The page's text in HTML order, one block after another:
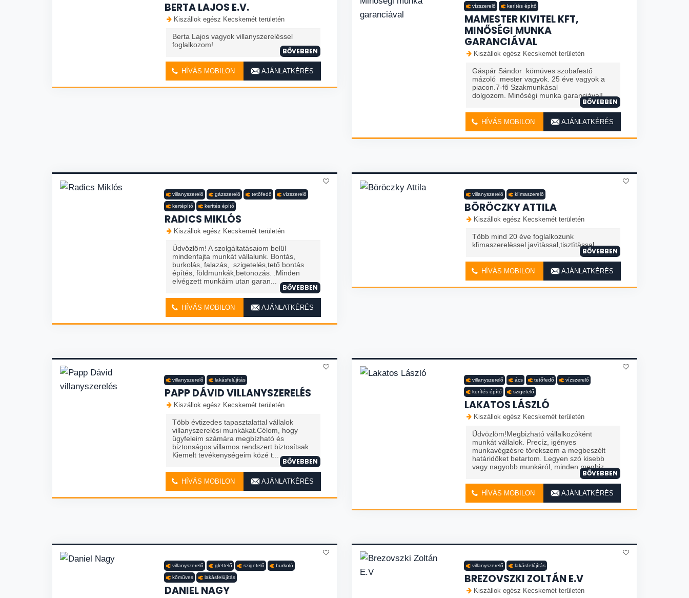
BERTA LAJOS E.V.
Kiszállok egész Kecskemét területén
Berta Lajos vagyok villanyszereléssel
foglalkozom!
BŐVEBBEN
HÍVÁS MOBILON AJÁNLATKÉRÉS
vízszerelő kerítés építő
MAMESTER KIVITEL KFT,
MINŐSÉGI MUNKA
GARANCIÁVAL
Kiszállok egész Kecskemét területén
Gáspár Sándor kömüves szobafestő
mázoló mester vagyok. 25 éve vagyok a
piacon.7-fő Szakmunkásal
dolgozom. Minöségi munka garanciával!
BŐVEBBEN
HÍVÁS MOBILON AJÁNLATKÉRÉS
villanyszerelő gázszerelő tetőfedő vízszerelő
kertépítő kerítés építő
RADICS MIKLÓS
Kiszállok egész Kecskemét területén
Üdvözlöm! A szolgáltatásaiom belül
mindenfajta munkát vállalunk. Bontás,
burkolás, falazás, szigetelés,tető bontás
építés, földmunkák,betonozás. .Minden
elvégzett munkáim utan garan...
BŐVEBBEN
HÍVÁS MOBILON AJÁNLATKÉRÉS
villanyszerelő klímaszerelő
BÖRÖCZKY ATTILA
Kiszállok egész Kecskemét területén
Több mind 20 ève foglalkozunk
klìmaszerelèssel javìtàssal,tisztìtàssal
BŐVEBBEN
HÍVÁS MOBILON AJÁNLATKÉRÉS
villanyszerelő lakásfelújítás
PAPP DÁVID VILLANYSZERELÉS
Kiszállok egész Kecskemét területén
Több évtizedes tapasztalattal vállalok
villanyszerelési munkákat.Célom, hogy
ügyfeleim számára megbízható és
biztonságos villamos rendszert biztosítsak.
Kiemelt tevékenységeim közé t...
BŐVEBBEN
HÍVÁS MOBILON AJÁNLATKÉRÉS
villanyszerelő ács tetőfedő vízszerelő
kerítés építő szigetelő
LAKATOS LÁSZLÓ
Kiszállok egész Kecskemét területén
Üdvözlöm!Megbizható vállalkozóként
munkát vállalok. Precíz, igényes
munkavégzésre törekszem a megbeszélt
határidőket betartom. Legyen szó kisebb
vagy nagyobb munkáról, minden megbiz...
BŐVEBBEN
HÍVÁS MOBILON AJÁNLATKÉRÉS
villanyszerelő glettelő szigetelő burkoló
kőműves lakásfelújítás
DANIEL NAGY
villanyszerelő lakásfelújítás
BREZOVSZKI ZOLTÁN E.V
Kiszállok egész Kecskemét területén